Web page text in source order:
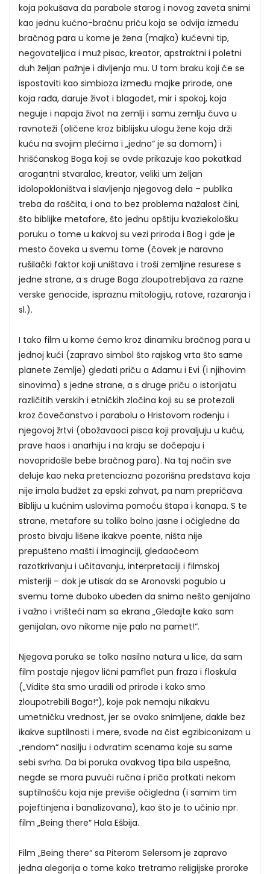
koja pokušava da parabole starog i novog zaveta snimi
kao jednu kućno-bračnu priču koja se odvija između
bračnog para u kome je žena (majka) kućevni tip,
negovateljica i muž pisac, kreator, apstraktni i poletni
duh željan pažnje i divljenja mu. U tom braku koji će se
ispostaviti kao simbioza između majke prirode, one
koja rađa, daruje život i blagodet, mir i spokoj, koja
neguje i napaja život na zemlji i samu zemlju čuva u
ravnoteži (oličene kroz biblijsku ulogu žene koja drži
kuću na svojim plećima i „jedno“ je sa domom) i
hrišćanskog Boga koji se ovde prikazuje kao pokatkad
arogantni stvaralac, kreator, veliki um željan
idolopokloništva i slavljenja njegovog dela – publika
treba da raščita, i ona to bez problema nažalost čini,
što biblijke metafore, što jednu opštiju kvaziekološku
poruku o tome u kakvoj su vezi priroda i Bog i gde je
mesto čoveka u svemu tome (čovek je naravno
rušilački faktor koji uništava i troši zemljine resurese s
jedne strane, a s druge Boga zloupotrebljava za razne
verske genocide, ispraznu mitologiju, ratove, razaranja i
sl.).
I tako film u kome ćemo kroz dinamiku bračnog para u
jednoj kući (zapravo simbol što rajskog vrta što same
planete Zemlje) gledati priču a Adamu i Evi (i njihovim
sinovima) s jedne strane, a s druge priču o istorijatu
različitih verskih i etničkih zločina koji su se protezali
kroz čovečanstvo i parabolu o Hristovom rođenju i
njegovoj žrtvi (obožavaoci pisca koji provaljuju u kuću,
prave haos i anarhiju i na kraju se dočepaju i
novopridošle bebe bračnog para). Na taj način sve
deluje kao neka pretenciozna pozorišna predstava koja
nije imala budžet za epski zahvat, pa nam prepričava
Bibliju u kućnim uslovima pomoću štapa i kanapa. S te
strane, metafore su toliko bolno jasne i očigledne da
prosto bivaju lišene ikakve poente, ništa nije
prepušteno mašti i imaginciji, gledaočeom
razotkrivanju i učitavanju, interpretaciji i filmskoj
misteriji – dok je utisak da se Aronovski pogubio u
svemu tome duboko ubeđen da snima nešto genijalno
i važno i vrišteći nam sa ekrana „Gledajte kako sam
genijalan, ovo nikome nije palo na pamet!“.
Njegova poruka se tolko nasilno natura u lice, da sam
film postaje njegov lični pamflet pun fraza i floskula
(„Vidite šta smo uradili od prirode i kako smo
zloupotrebili Boga!“), koje pak nemaju nikakvu
umetničku vrednost, jer se ovako snimljene, dakle bez
ikakve suptilnosti i mere, svode na čist egzibiconizam u
„rendom“ nasilju i odvratim scenama koje su same
sebi svrha. Da bi poruka ovakvog tipa bila uspešna,
negde se mora puvući ručna i priča protkati nekom
suptilnošću koja nije previše očigledna (i samim tim
pojeftinjena i banalizovana), kao što je to učinio npr.
film „Being there“ Hala Ešbija.
Film „Being there“ sa Piterom Selersom je zapravo
jedna alegorija o tome kako tretramo religijske proroke